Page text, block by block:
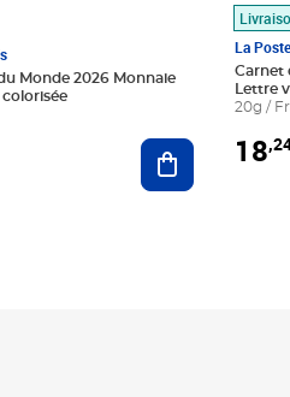
Monde 2026 Monnaie
Ajouter au
La Poste
Carnet
Lettre
20g /
18